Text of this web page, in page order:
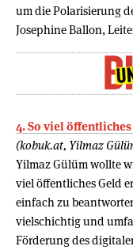
um die Polarisierung
Josephine Ballon,
4. So viel
(kobuk.at, Yilmaz
Yilmaz Gülüm wollte
viel öffentliches Geld
einfach zu
vielschichtig und
Förderung des